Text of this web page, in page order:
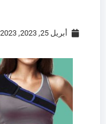
أبريل 25, 2023, 2023